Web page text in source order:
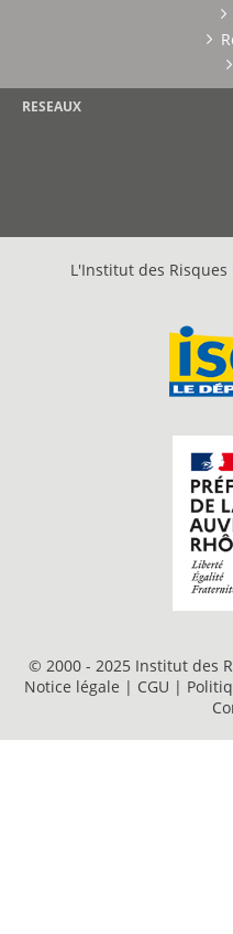
RESEAUX
L'Institut des
© 2000 - 2025 Institut des
Notice légale | CGU |